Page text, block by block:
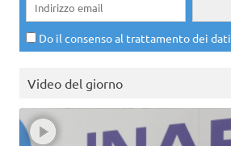
Do il consenso al trattamento dei dati
Video del giorno